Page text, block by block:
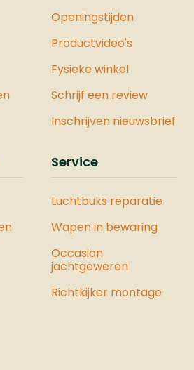
Openingstijden
Productvideo's
Fysieke winkel
Schrijf een review
Inschrijven nieuwsbrief
Service
Luchtbuks reparatie
Wapen in bewaring
Occasion
jachtgeweren
Richtkijker montage